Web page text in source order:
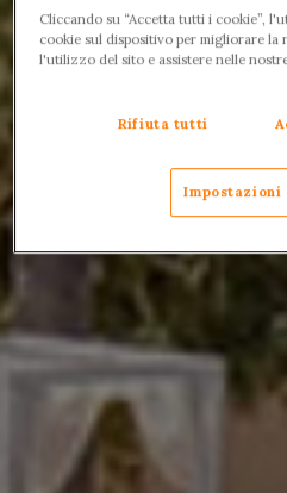
Cliccando su “Accetta tutti i cookie”,
cookie sul dispositivo per migliorare
l'utilizzo del sito e assistere nelle
Rifiuta tutti
Impostazioni